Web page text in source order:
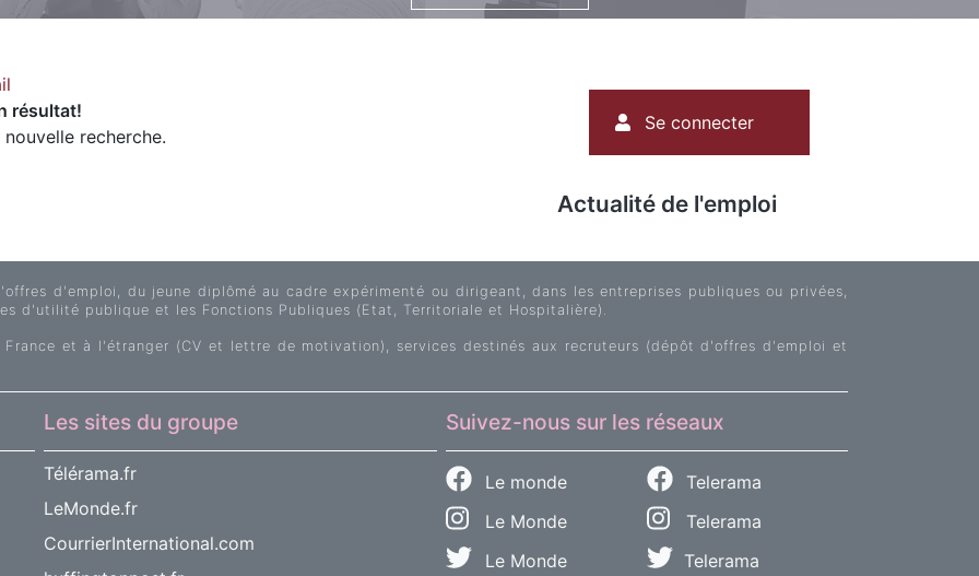
résultat!
recherche.
du
compte
l'utilisateur
Se connecter
Actualité de l'emploi
d'emploi, du jeune diplômé au cadre expérimenté ou dirigeant, dans les entreprises publiques ou privées,
d'utilité publique et les Fonctions Publiques (Etat, Territoriale et Hospitalière).
et à l'étranger (CV et lettre de motivation), services destinés aux recruteurs (dépôt d'offres d'emploi et
Les sites du groupe
Télérama.fr
LeMonde.fr
CourrierInternational.com
Suivez-nous sur les réseaux
Le monde
Telerama
Le Monde
Telerama
Le Monde
Telerama